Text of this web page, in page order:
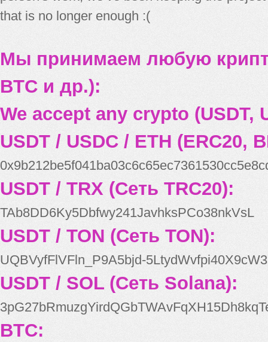
that is no longer enough :(
Мы принимаем любую
BTC и др.):
We accept any crypto (USDT,
USDT / USDC / ETH (ERC20,
USDT / TRX (Сеть TRC20):
TAb8DD6Ky5Dbfwy241JavhksPCo38nkVsL
USDT / TON (Сеть TON):
UQBVyfFlVFln_P9A5bjd-
USDT / SOL (Сеть Solana):
BTC: